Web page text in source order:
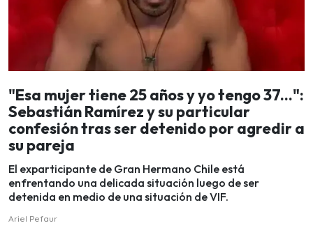
"Esa mujer tiene 25 años y yo tengo 37...":
Sebastián Ramírez y su particular
confesión tras ser detenido por agredir a
su pareja
El exparticipante de Gran Hermano Chile está
enfrentando una delicada situación luego de ser
detenida en medio de una situación de VIF.
Ariel Pefaur